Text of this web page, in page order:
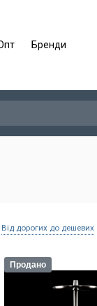
Бренди
Від дорогих до дешевих
Продано